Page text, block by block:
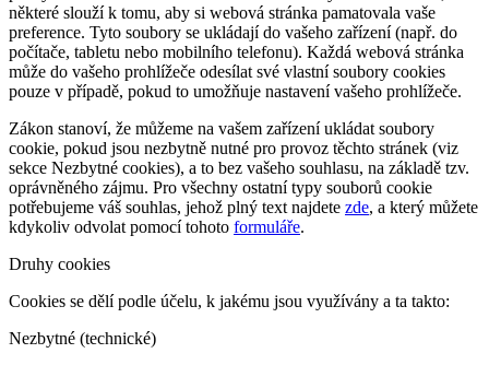
některé slouží k tomu, aby si webová stránka pamatovala vaše
preference. Tyto soubory se ukládají do vašeho zařízení (např. do
počítače, tabletu nebo mobilního telefonu). Každá webová stránka
může do vašeho prohlížeče odesílat své vlastní soubory cookies
pouze v případě, pokud to umožňuje nastavení vašeho prohlížeče.
Zákon stanoví, že můžeme na vašem zařízení ukládat soubory
cookie, pokud jsou nezbytně nutné pro provoz těchto stránek (viz
sekce Nezbytné cookies), a to bez vašeho souhlasu, na základě tzv.
oprávněného zájmu. Pro všechny ostatní typy souborů cookie
potřebujeme váš souhlas, jehož plný text najdete zde, a který můžete
kdykoliv odvolat pomocí tohoto formuláře.
Druhy cookies
Cookies se dělí podle účelu, k jakému jsou využívány a ta takto:
Nezbytné (technické)